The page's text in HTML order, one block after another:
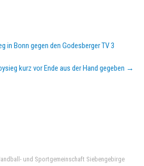
in Bonn gegen den Godesberger TV 3
kurz vor Ende aus der Hand gegeben →
und Sportgemeinschaft Siebengebirge